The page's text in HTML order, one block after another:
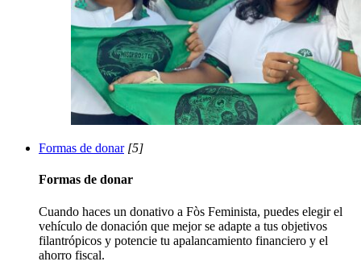
Formas de donar[5]
Formas de donar
Cuando haces un donativo a Fòs Feminista, puedes elegir el
vehículo de donación que mejor se adapte a tus objetivos
filantrópicos y potencie tu apalancamiento financiero y el
ahorro fiscal.